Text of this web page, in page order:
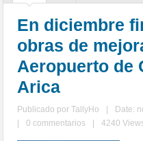
En diciembre
obras de
Aeropuerto de
Arica
Publicado porTallyHo
Date:
0 commentarios 4240